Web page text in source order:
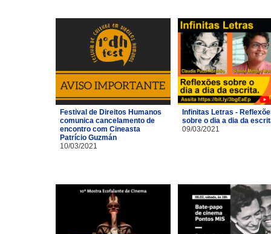
Festival de Direitos Humanos
comunica cancelamento de
encontro com Cineasta
Patrício Guzmán
10/03/2021
Infinitas Letras -
sobre o dia a dia da
09/03/2021